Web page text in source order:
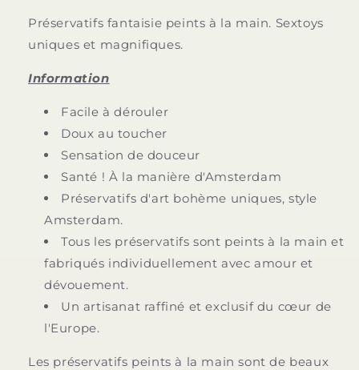
LA
TORTUE
LA
TORTUE
Préservatifs fantaisie peints à la main. Sextoys
uniques et magnifiques.
Information
Facile à dérouler
Doux au toucher
Sensation de douceur
Santé ! À la manière d'Amsterdam
Préservatifs d'art bohème uniques, style
Amsterdam.
Tous les préservatifs sont peints à la main et
fabriqués individuellement avec amour et
dévouement.
Un artisanat raffiné et exclusif du cœur de
l'Europe.
Les préservatifs peints à la main sont de beaux